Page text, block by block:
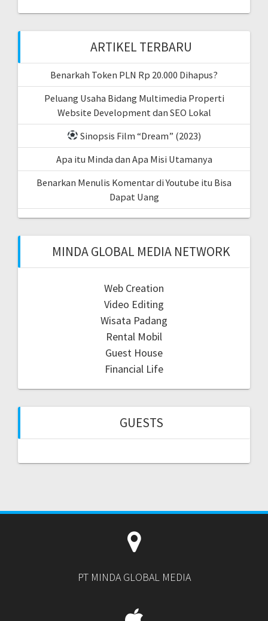
ARTIKEL TERBARU
Benarkah Token PLN Rp 20.000 Dihapus?
Peluang Usaha Bidang Multimedia Properti
Website Development dan SEO Lokal
Sinopsis Film “Dream” (2023)
Apa itu Minda dan Apa Misi Utamanya
Benarkan Menulis Komentar di Youtube itu Bisa
Dapat Uang
MINDA GLOBAL MEDIA NETWORK
Web Creation
Video Editing
Wisata Padang
Rental Mobil
Guest House
Financial Life
GUESTS
PT MINDA GLOBAL MEDIA